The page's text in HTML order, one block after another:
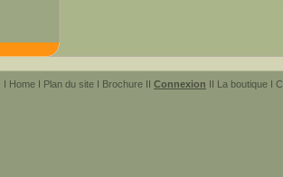
I Home I Plan du site I Brochure II Connexion II La boutique I